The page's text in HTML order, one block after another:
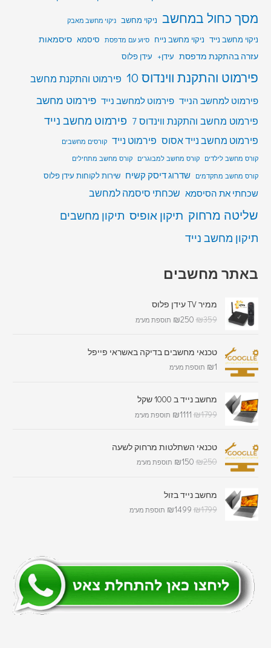
מסך כחול במחשב ניקוי מחשב ניקוי מחשב מאבק
ניקוי מחשב נייד ניקוי מחשב נייח סיוע עם מדפסת סיסמא סיסמאות
עזרה בהתקנת מדפסת עידן+ עידן פלוס
פירמוט והתקנת ווינדוס 10 פירמוט והתקנת מחשב
פירמוט למחשב הנייד פירמוט למחשב נייד פירמוט מחשב
פירמוט מחשב והתקנת ווינדוס 7
פירמוט מחשב נייד
פירמוט מחשב נייד אסוס פירמוט נייד
קורסים מחשבים
קורס מחשב לילדים קורס מחשב למבוגרים קורס מחשב מתחילים
קורס מחשב מתקדמים שדרוג דיסק קשיח שירות לקוחות עידן פלוס
שכחתי את הסיסמא שכחתי סיסמה למחשב
שליטה מרחוק תיקון אופיס תיקון מחשבים
תיקון מחשב נייד
באתר מחשבים
ממיר TV עידן פלוס
₪359
₪250 תוספת מע"מ
טכנאי מחשבים בדיקה באשראי פייפל
₪ תוספת מע"מ
מחשב נייד ב 1000 שקל
₪1799
₪1111 תוספת מע"מ
טכנאי השתלטות מרחוק לשעה
₪250
₪150 תוספת מע"מ
מחשב נייד בזול
₪1799
₪1499 תוספת מע"מ